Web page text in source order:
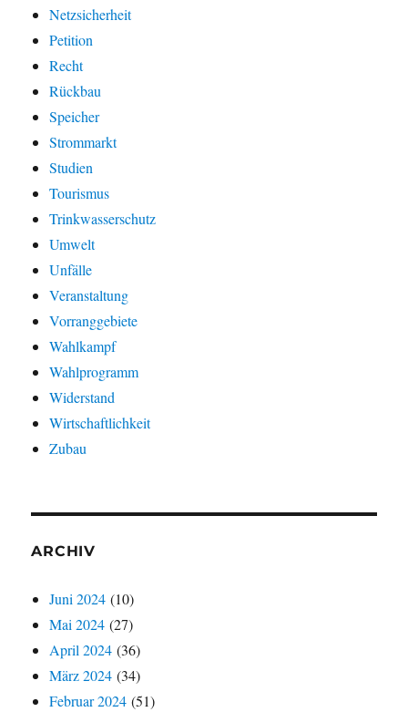
Netzsicherheit
Petition
Recht
Rückbau
Speicher
Strommarkt
Studien
Tourismus
Trinkwasserschutz
Umwelt
Unfälle
Veranstaltung
Vorranggebiete
Wahlkampf
Wahlprogramm
Widerstand
Wirtschaftlichkeit
Zubau
ARCHIV
Juni 2024 (10)
Mai 2024 (27)
April 2024 (36)
März 2024 (34)
Februar 2024 (51)